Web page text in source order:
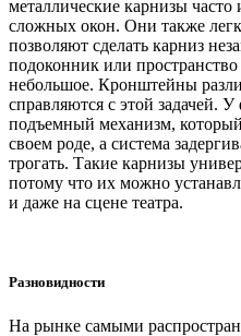
металлические карнизы
сложных окон. Они также
позволяют сделать карниз
подоконник или
небольшое. Кронштейны
справляются с этой задачей.
подъемный механизм,
своем роде, а система
трогать. Такие карнизы
потому что их можно
и даже на сцене театра.
Разновидности
На рынке самыми